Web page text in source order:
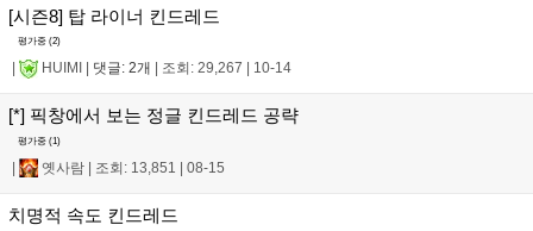
[시즌8] 탑 라이너 킨드레드
평가중 (2)
HUIMI 댓글: 2개 조회: 29,267 10-14
[*] 픽창에서 보는 정글 킨드레드 공략
평가중 (1)
| 옛사람 | 조회: 13,851 | 08-15
치명적 속도 킨드레드